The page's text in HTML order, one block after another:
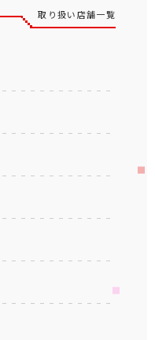
取り扱い店舗一覧